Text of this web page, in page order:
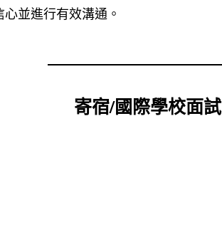
並進行有效溝通。
寄宿/國際學校面試